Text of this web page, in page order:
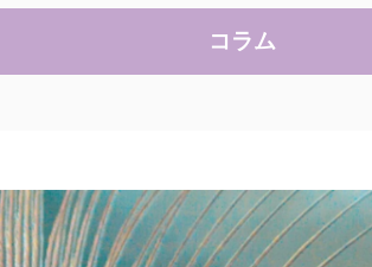
コラム